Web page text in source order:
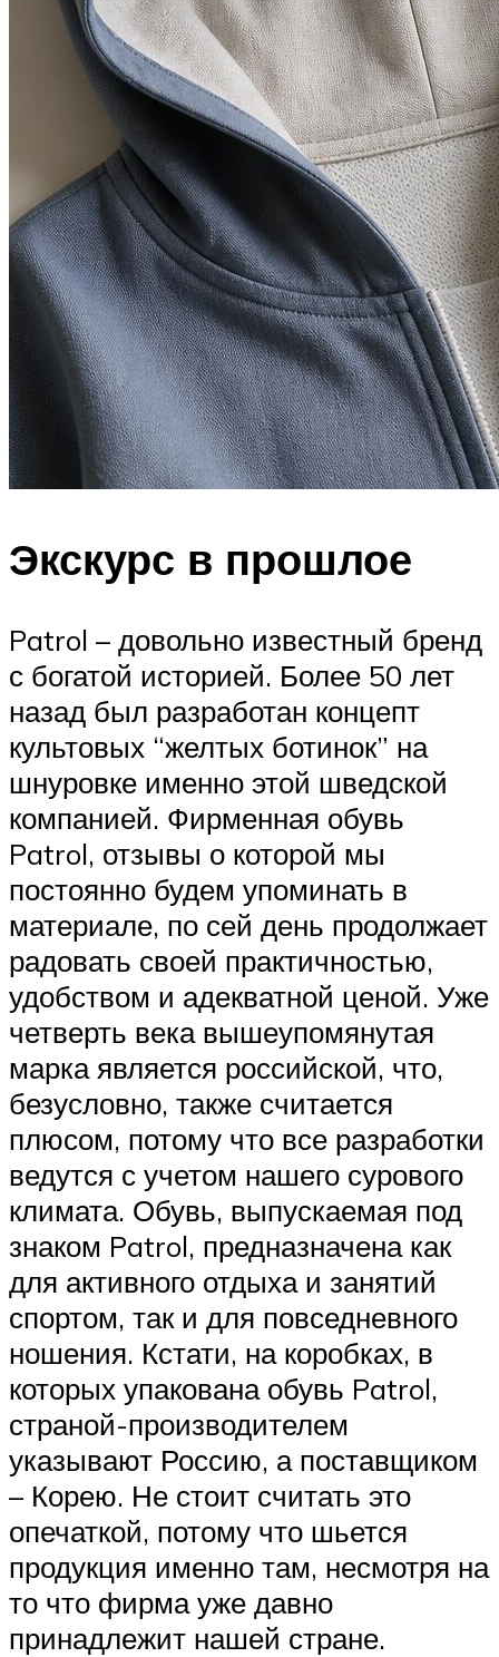
Экскурс в прошлое
Patrol – довольно известный бренд
с богатой историей. Более 50 лет
назад был разработан концепт
культовых “желтых ботинок” на
шнуровке именно этой шведской
компанией. Фирменная обувь
Patrol, отзывы о которой мы
постоянно будем упоминать в
материале, по сей день продолжает
радовать своей практичностью,
удобством и адекватной ценой. Уже
четверть века вышеупомянутая
марка является российской, что,
безусловно, также считается
плюсом, потому что все разработки
ведутся с учетом нашего сурового
климата. Обувь, выпускаемая под
знаком Patrol, предназначена как
для активного отдыха и занятий
спортом, так и для повседневного
ношения. Кстати, на коробках, в
которых упакована обувь Patrol,
страной-производителем
указывают Россию, а поставщиком
– Корею. Не стоит считать это
опечаткой, потому что шьется
продукция именно там, несмотря на
то что фирма уже давно
принадлежит нашей стране.